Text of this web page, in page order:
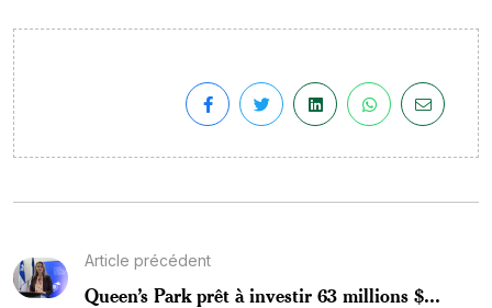
Article précédent
Queen’s Park prêt à investir 63 millions $...